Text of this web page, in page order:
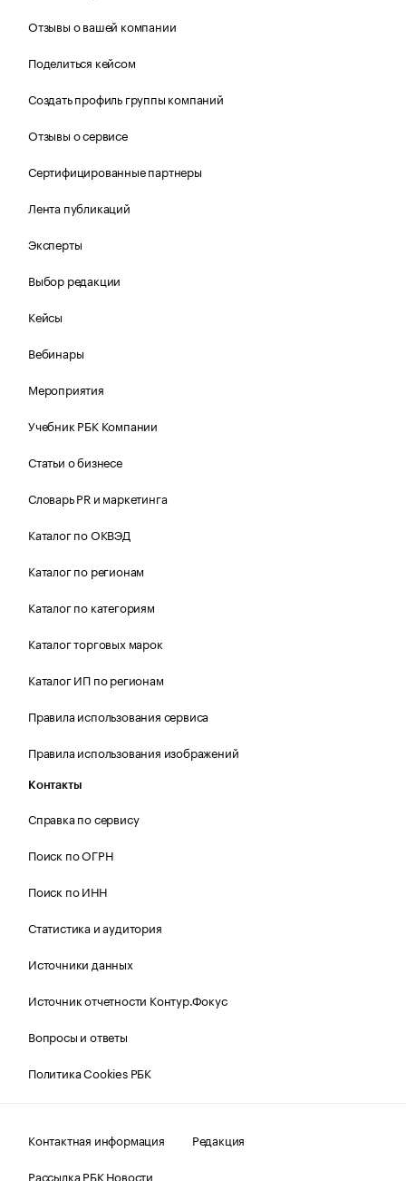
Отзывы о вашей компании
Поделиться кейсом
Создать профиль группы компаний
Отзывы о сервисе
Сертифицированные партнеры
Лента публикаций
Эксперты
Выбор редакции
Кейсы
Вебинары
Мероприятия
Учебник РБК Компании
Статьи о бизнесе
Словарь PR и маркетинга
Каталог по ОКВЭД
Каталог по регионам
Каталог по категориям
Каталог торговых марок
Каталог ИП по регионам
Правила использования сервиса
Правила использования изображений
Контакты
Справка по сервису
Поиск по ОГРН
Поиск по ИНН
Статистика и аудитория
Источники данных
Источник отчетности Контур.Фокус
Вопросы и ответы
Политика Cookies РБК
Контактная информация
Редакция
Рассылка РБК Новости